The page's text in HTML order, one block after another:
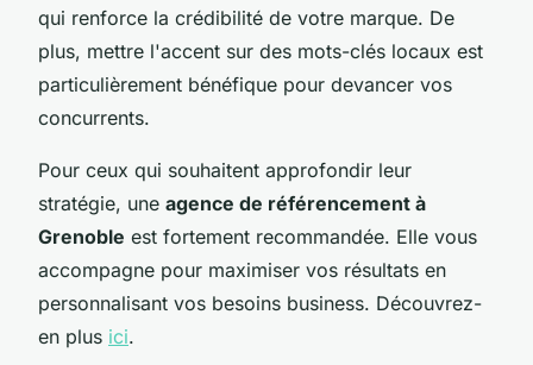
qui renforce la crédibilité de votre marque. De
plus, mettre l'accent sur des mots-clés locaux est
particulièrement bénéfique pour devancer vos
concurrents.
Pour ceux qui souhaitent approfondir leur
stratégie, une agence de référencement à
Grenoble est fortement recommandée. Elle vous
accompagne pour maximiser vos résultats en
personnalisant vos besoins business. Découvrez-
en plus ici.